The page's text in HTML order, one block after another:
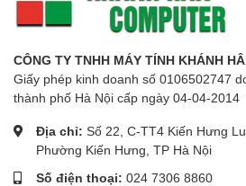
CÔNG TY TNHH MÁY TÍNH KHÁNH
Giấy phép kinh doanh số 0106502747
thành phố Hà Nội cấp ngày 04-04-2014
Địa chỉ: Số 22, C-TT4 Kiến Hưng
Phường Kiến Hưng, TP Hà Nội
Số điện thoại: 024 7306 8860